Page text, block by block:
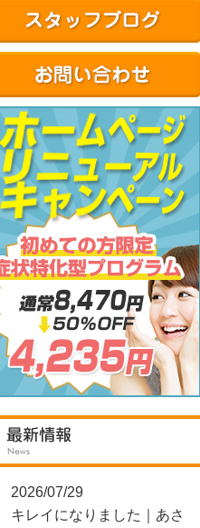
2026/07/29
キレイになりました｜あさ